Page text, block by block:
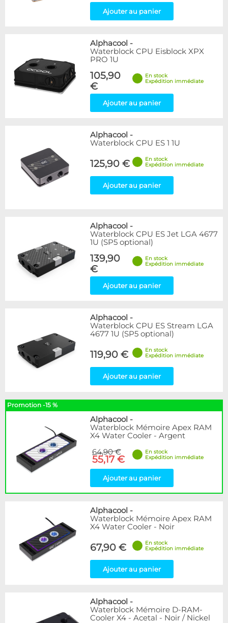
Ajouter au panier
Alphacool -
Waterblock CPU Eisblock XPX
PRO 1U
105,90
€
En stock
Expédition immédiate
Ajouter au panier
Alphacool -
Waterblock CPU ES 1 1U
125,90 €
En stock
Expédition immédiate
Ajouter au panier
Alphacool -
Waterblock CPU ES Jet LGA 4677
1U (SP5 optional)
139,90
€
En stock
Expédition immédiate
Ajouter au panier
Alphacool -
Waterblock CPU ES Stream LGA
4677 1U (SP5 optional)
119,90 €
En stock
Expédition immédiate
Ajouter au panier
Promotion -15 %
Alphacool -
Waterblock Mémoire Apex RAM
X4 Water Cooler - Argent
64,90 €
55,17 €
En stock
Expédition immédiate
Ajouter au panier
Alphacool -
Waterblock Mémoire Apex RAM
X4 Water Cooler - Noir
67,90 €
En stock
Expédition immédiate
Ajouter au panier
Alphacool -
Waterblock Mémoire D-RAM-
Cooler X4 - Acetal - Noir / Nickel